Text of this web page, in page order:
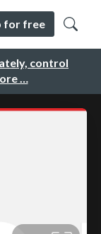
control
…
for free